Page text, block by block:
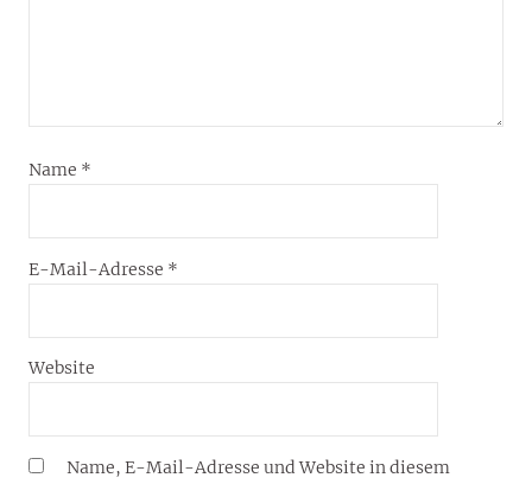
Name *
E-Mail-Adresse *
Website
Name, E-Mail-Adresse und Website in diesem